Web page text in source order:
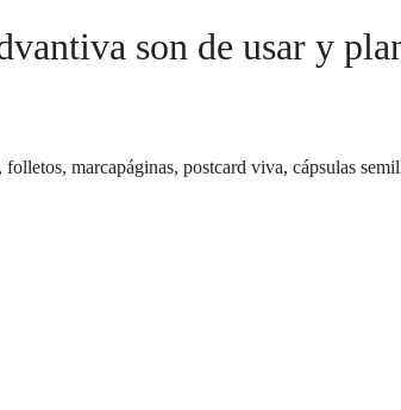
son de usar y
marcapáginas, postcard viva, cápsulas